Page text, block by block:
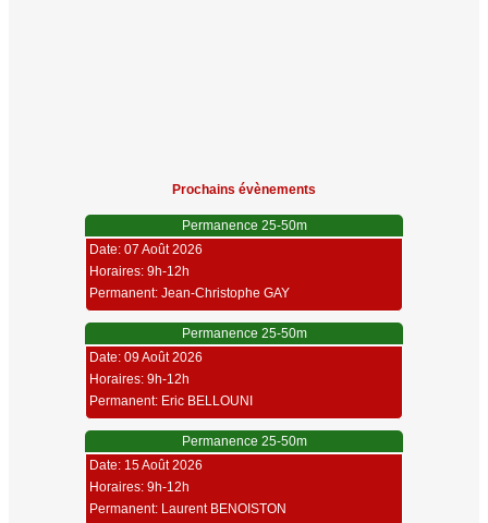
Prochains évènements
Permanence 25-50m
Date: 07 Août 2026
Horaires: 9h-12h
Permanent: Jean-Christophe GAY
Permanence 25-50m
Date: 09 Août 2026
Horaires: 9h-12h
Permanent: Eric BELLOUNI
Permanence 25-50m
Date: 15 Août 2026
Horaires: 9h-12h
Permanent: Laurent BENOISTON